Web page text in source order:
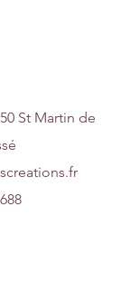
St Martin de